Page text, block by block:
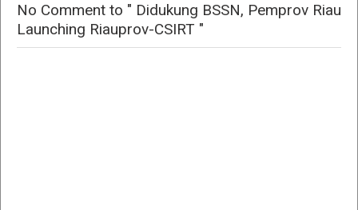
No Comment to " Didukung BSSN, Pemprov Riau
Launching Riauprov-CSIRT "